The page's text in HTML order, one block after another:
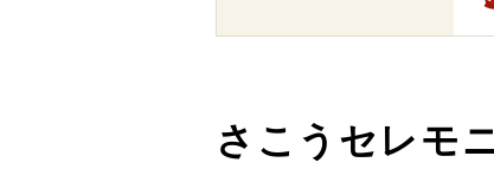
さこうセレモ